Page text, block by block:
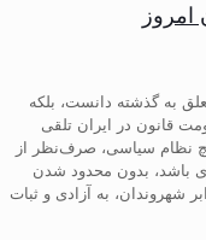
به گذشته دانست، بلکه
قانون در ایران تلقی
نظام سیاسی، صرف‌نظر از
باشد، بدون محدود شدن
شهروندان، به آزادی و ثبات